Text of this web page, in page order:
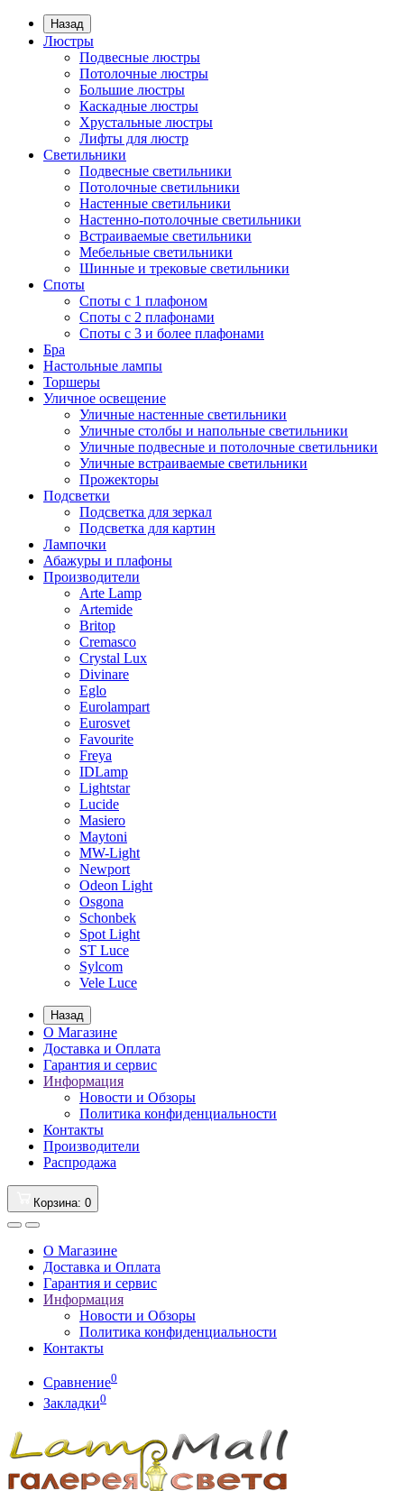
Назад
Люстры
Подвесные люстры
Потолочные люстры
Большие люстры
Каскадные люстры
Хрустальные люстры
Лифты для люстр
Светильники
Подвесные светильники
Потолочные светильники
Настенные светильники
Настенно-потолочные светильники
Встраиваемые светильники
Мебельные светильники
Шинные и трековые светильники
Споты
Споты с 1 плафоном
Споты с 2 плафонами
Споты с 3 и более плафонами
Бра
Настольные лампы
Торшеры
Уличное освещение
Уличные настенные светильники
Уличные столбы и напольные светильники
Уличные подвесные и потолочные светильники
Уличные встраиваемые светильники
Прожекторы
Подсветки
Подсветка для зеркал
Подсветка для картин
Лампочки
Абажуры и плафоны
Производители
Arte Lamp
Artemide
Britop
Cremasco
Crystal Lux
Divinare
Eglo
Eurolampart
Eurosvet
Favourite
Freya
IDLamp
Lightstar
Lucide
Masiero
Maytoni
MW-Light
Newport
Odeon Light
Osgona
Schonbek
Spot Light
ST Luce
Sylcom
Vele Luce
Назад
О Магазине
Доставка и Оплата
Гарантия и сервис
Информация
Новости и Обзоры
Политика конфиденциальности
Контакты
Производители
Распродажа
Корзина: 0
О Магазине
Доставка и Оплата
Гарантия и сервис
Информация
Новости и Обзоры
Политика конфиденциальности
Контакты
Сравнение0
Закладки0